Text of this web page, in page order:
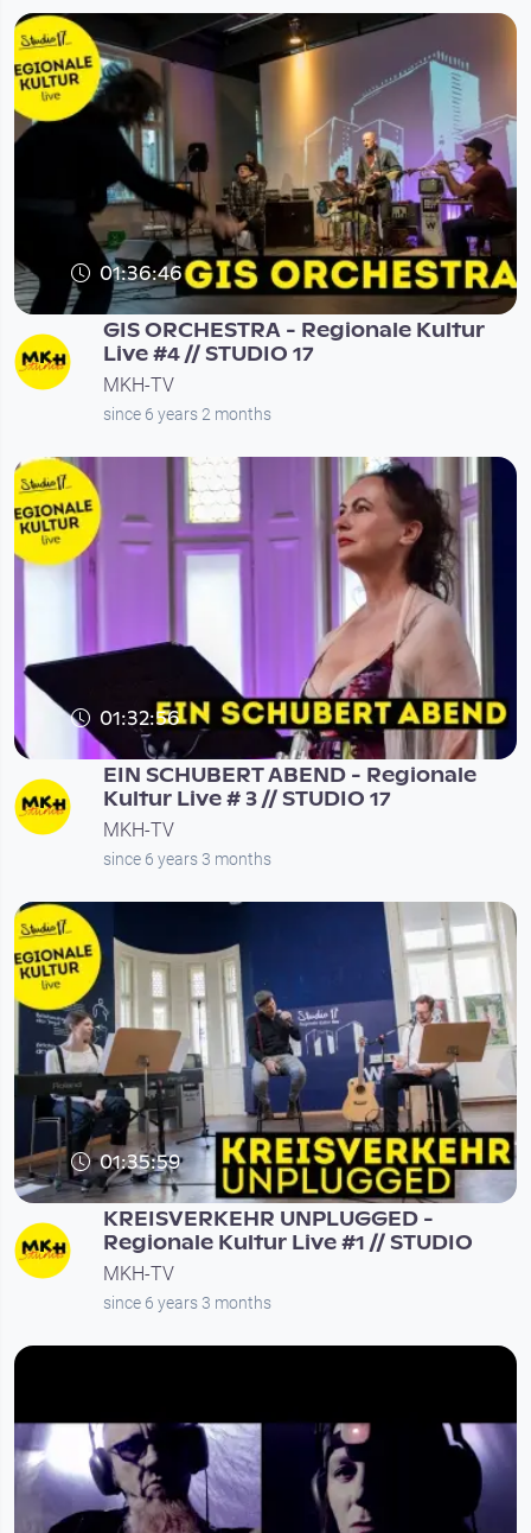
01:36:46
GIS ORCHESTRA - Regionale Kultur
Live #4 // STUDIO 17
MKH-TV
since 6 years 2 months
01:32:56
EIN SCHUBERT ABEND - Regionale
Kultur Live # 3 // STUDIO 17
MKH-TV
since 6 years 3 months
01:35:59
KREISVERKEHR UNPLUGGED -
Regionale Kultur Live #1 // STUDIO
MKH-TV
since 6 years 3 months